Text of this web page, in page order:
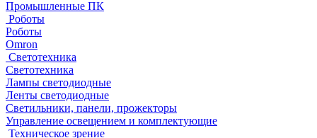
Промышленные ПК
Роботы
Роботы
Omron
Светотехника
Светотехника
Лампы светодиодные
Ленты светодиодные
Светильники, панели, прожекторы
Управление освещением и комплектующие
Техническое зрение